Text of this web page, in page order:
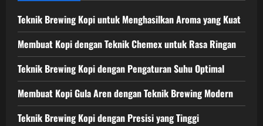
Teknik Brewing Kopi untuk Menghasilkan Aroma yang Kuat
Membuat Kopi dengan Teknik Chemex untuk Rasa Ringan
Teknik Brewing Kopi dengan Pengaturan Suhu Optimal
Membuat Kopi Gula Aren dengan Teknik Brewing Modern
Teknik Brewing Kopi dengan Presisi yang Tinggi